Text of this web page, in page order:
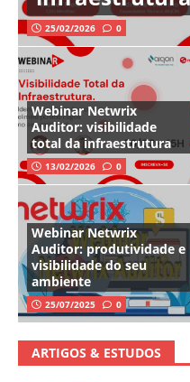
25/02/2026 0
Webinar Netwrix
Auditor: visibilidade
total da infraestrutura
13/02/2026 0
Webinar Netwrix
Auditor: produtividade e
visibilidade do seu
ambiente
25/07/2025 0
ARTIGOS & ESTUDOS